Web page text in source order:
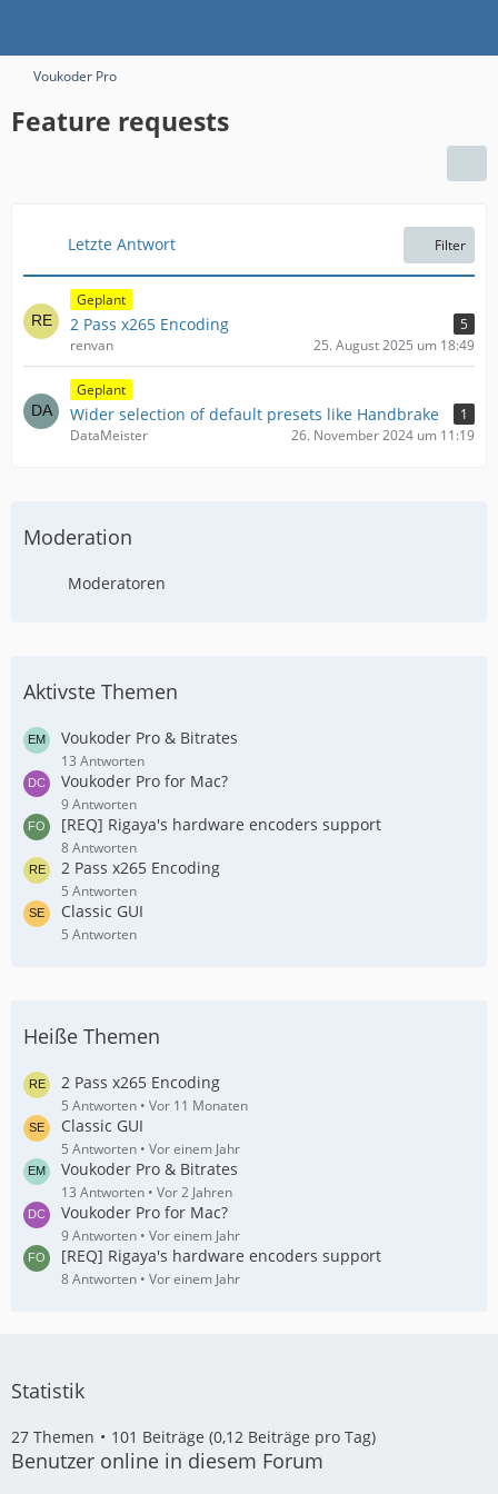
Voukoder Pro
Feature requests
Letzte Antwort Filter
Geplant
2 Pass x265 Encoding
5
renvan
25. August 2025 um 18:49
Geplant
Wider selection of default presets like Handbrake
1
DataMeister
26. November 2024 um 11:19
Moderation
Moderatoren
Aktivste Themen
Voukoder Pro & Bitrates
13 Antworten
Voukoder Pro for Mac?
9 Antworten
[REQ] Rigaya's hardware encoders support
8 Antworten
2 Pass x265 Encoding
5 Antworten
Classic GUI
5 Antworten
Heiße Themen
2 Pass x265 Encoding
5 Antworten Vor 11 Monaten
Classic GUI
5 Antworten Vor einem Jahr
Voukoder Pro & Bitrates
13 Antworten Vor 2 Jahren
Voukoder Pro for Mac?
9 Antworten Vor einem Jahr
[REQ] Rigaya's hardware encoders support
8 Antworten Vor einem Jahr
Statistik
27 Themen 101 Beiträge (0,12 Beiträge pro Tag)
Benutzer online in diesem Forum